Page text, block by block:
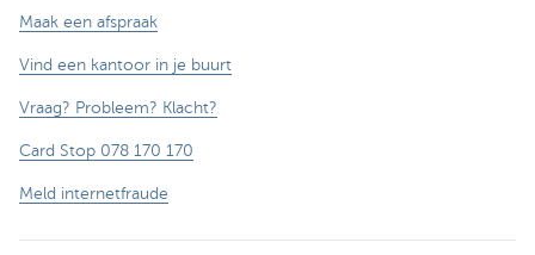
Maak een afspraak
Vind een kantoor in je buurt
Vraag? Probleem? Klacht?
Card Stop 078 170 170
Meld internetfraude